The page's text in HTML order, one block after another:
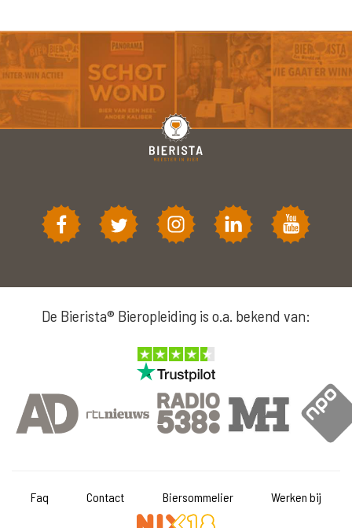
De Bierista® Bieropleiding is o.a. bekend van:
Faq Contact Biersommelier Werken bij